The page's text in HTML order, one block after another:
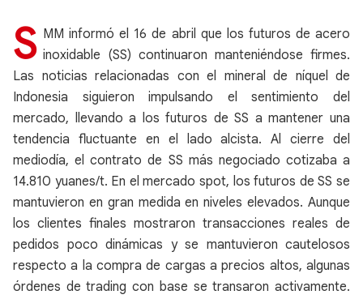
S MM informó el 16 de abril que los futuros de acero
inoxidable (SS) continuaron manteniéndose firmes.
Las noticias relacionadas con el mineral de níquel de
Indonesia siguieron impulsando el sentimiento del
mercado, llevando a los futuros de SS a mantener una
tendencia fluctuante en el lado alcista. Al cierre del
mediodía, el contrato de SS más negociado cotizaba a
14.810 yuanes/t. En el mercado spot, los futuros de SS se
mantuvieron en gran medida en niveles elevados. Aunque
los clientes finales mostraron transacciones reales de
pedidos poco dinámicas y se mantuvieron cautelosos
respecto a la compra de cargas a precios altos, algunas
órdenes de trading con base se transaron activamente.